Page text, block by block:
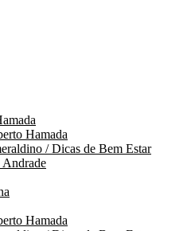
Hamada
/ Dicas de Bem Estar
Andrade
Hamada